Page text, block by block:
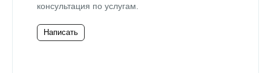
консультация по услугам.
Написать